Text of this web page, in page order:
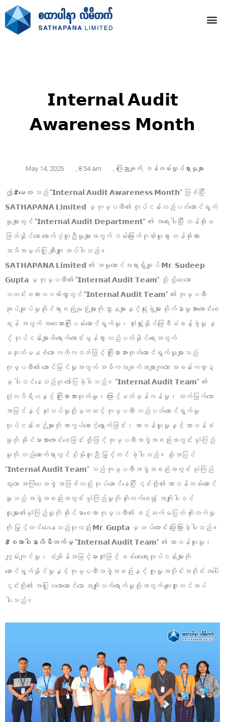
𝗜𝗻𝘁𝗲𝗿𝗻𝗮𝗹 𝗔𝘂𝗱𝗶𝘁
𝗔𝘄𝗮𝗿𝗲𝗻𝗲𝘀𝘀 𝗠𝗼𝗻𝘁𝗵
May 14, 2025 8:54 am ကြေညာချက်, ဝန်ထမ်းလှုပ်ရှားမှုများ
ဤ #မေလ သည် “𝗜𝗻𝘁𝗲𝗿𝗻𝗮𝗹 𝗔𝘂𝗱𝗶𝘁 𝗔𝘄𝗮𝗿𝗲𝗻𝗲𝘀𝘀 𝗠𝗼𝗻𝘁𝗵” ဖြစ်ပြီး
𝗦𝗔𝗧𝗛𝗔𝗣𝗔𝗡𝗔 𝗟𝗶𝗺𝗶𝘁𝗲𝗱 မှ ကုမ္ပဏီ၏ လုပ်ငန်းလည်ပတ်ဆောင်ရွက်
မှုများတွင် “𝗜𝗻𝘁𝗲𝗿𝗻𝗮𝗹 𝗔𝘂𝗱𝗶𝘁 𝗗𝗲𝗽𝗮𝗿𝘁𝗺𝗲𝗻𝘁” ၏ အရေးပါပြီး တန်ဖိုးမ
ဖြတ်နိုင်သော ထောက်ပံ့ကူညီမှုများအတွက် ဝမ်းမြောက်ဂုဏ်ယူစွာ တန်ဖိုးထား
အသိအမှတ်ပြု ချီးကျူး အပ်ပါသည်။
𝗦𝗔𝗧𝗛𝗔𝗣𝗔𝗡𝗔 𝗟𝗶𝗺𝗶𝘁𝗲𝗱 ၏ အမှုဆောင်အရာရှိချုပ် 𝗠𝗿. 𝗦𝘂𝗱𝗲𝗲𝗽
𝗚𝘂𝗽𝘁𝗮 မှ ကုမ္ပဏီ၏ “𝗜𝗻𝘁𝗲𝗿𝗻𝗮𝗹 𝗔𝘂𝗱𝗶𝘁 𝗧𝗲𝗮𝗺” သို့ ပို့ပေးသော
သတင်းစကားသဝဏ်လွှာတွင် “𝗜𝗻𝘁𝗲𝗿𝗻𝗮𝗹 𝗔𝘂𝗱𝗶𝘁 𝗧𝗲𝗮𝗺” ၏ ကုမ္ပဏီ
အုပ်ချုပ်မှုဆိုင်ရာစည်းမျဉ်းများကို ဌာနများနှင့်ရုံးခွဲများ လိုက်နာမှုအားကောင်းစေ
ရန် အတွက် အလေးထားကြိုးပမ်းဆောင်ရွက်မှု၊ ဆုံးရှုံးနိုင်ခြေစီမံခန့်ခွဲမှု နှ
င့် လုပ်ငန်းများထိရောက်ကောင်းမွန်စွာ လည်ပတ်နိုင်ရေးအတွက်
မဆုတ်မနစ်သော ကတိကဝတ်ဖြင့် ကြိုးစားအားထုတ်ဆောင်ရွက်မှုများသည်
ကုမ္ပဏီ၏ အောင်မြင်မှုအတွက် အဓိကအချက်အချာကျသော အခန်းကဏ္ဍ
မှ ပါဝင်နေသည်ဟု ဖော်ပြခဲ့ပါသည်။ “𝗜𝗻𝘁𝗲𝗿𝗻𝗮𝗹 𝗔𝘂𝗱𝗶𝘁 𝗧𝗲𝗮𝗺” ၏
လုံ့လဝိရိယနှင့် ကြိုးစားအားထုတ်မှု၊ ဖြောင့်မတ်မှန်ကန်မှု၊ ထက်မြက်သော
အမြင်နှင့် သုံးသပ်မှုတို့မှတဆင့် ကုမ္ပဏီ လည်ပတ်ဆောင်ရွက်မှု
လုပ်ငန်းစဉ်များကို ကာကွယ်စောင့်ရှောက်ခြင်း၊ တာဝန်ယူမှုနှင့် တာဝန်ခံ
မှုကို ခိုင်မာအားကောင်းစေခြင်း တို့ဖြင့် ကုမ္ပဏီအဖွဲ့အစည်းအတွင်း ယုံကြည်
မှုကို တည်ဆောက်ရာတွင် ပိုမိုကူညီ မြှင့်တင် ခဲ့ပါသည်။ ထို့အပြင်
“𝗜𝗻𝘁𝗲𝗿𝗻𝗮𝗹 𝗔𝘂𝗱𝗶𝘁 𝗧𝗲𝗮𝗺” သည် ကုမ္ပဏီအဖွဲ့အစည်းအတွင်း ယုံကြည်
ရသော အကြံပေးအဖွဲ့ အဖြစ်လည်း လုပ်ဆောင်နေပြီး ၎င်းတို့၏ တာဝန်ထမ်းဆောင်
မှုသည် အဖွဲ့အစည်းအတွင်း ယုံကြည်မှုကို တိုးတက်စေ၍ အကျိုးပါဝင်
သူများ၏ယုံကြည်မှုကို ခိုင်မာစေကာ ကုမ္ပဏီ၏ စဉ်ဆက်မပြတ် တိုးတက်မှု
ကို မြှင့်တင်ပေးနေသည်ဟုလည်း 𝗠𝗿. 𝗚𝘂𝗽𝘁𝗮 မှ ထပ်လောင်း ပြောကြားခဲ့ပါသည်။
#စထာပါနာလိမီတက်မှ“𝗜𝗻𝘁𝗲𝗿𝗻𝗮𝗹 𝗔𝘂𝗱𝗶𝘁 𝗧𝗲𝗮𝗺” ၏ တာဝန်ယူမှု၊
ကျွမ်းကျင်မှု၊ စံချိန်အမြင့်မားဆုံးဖြင့် စစ်ဆေးရေးလုပ်ငန်းများကို
ဆောင်ရွက်နိုင်မှုနှင့် ကုမ္ပဏီအဖွဲ့အစည်းနှင့် လူမှုအသိုင်းအဝိုင်းအပေါ်
၎င်းတို့၏ အပြုသဘောဆောင်သော အကျိုးသက်ရောက်မှုတို့အတွက် ကျေးဇူးတင်အပ်
ပါသည်။